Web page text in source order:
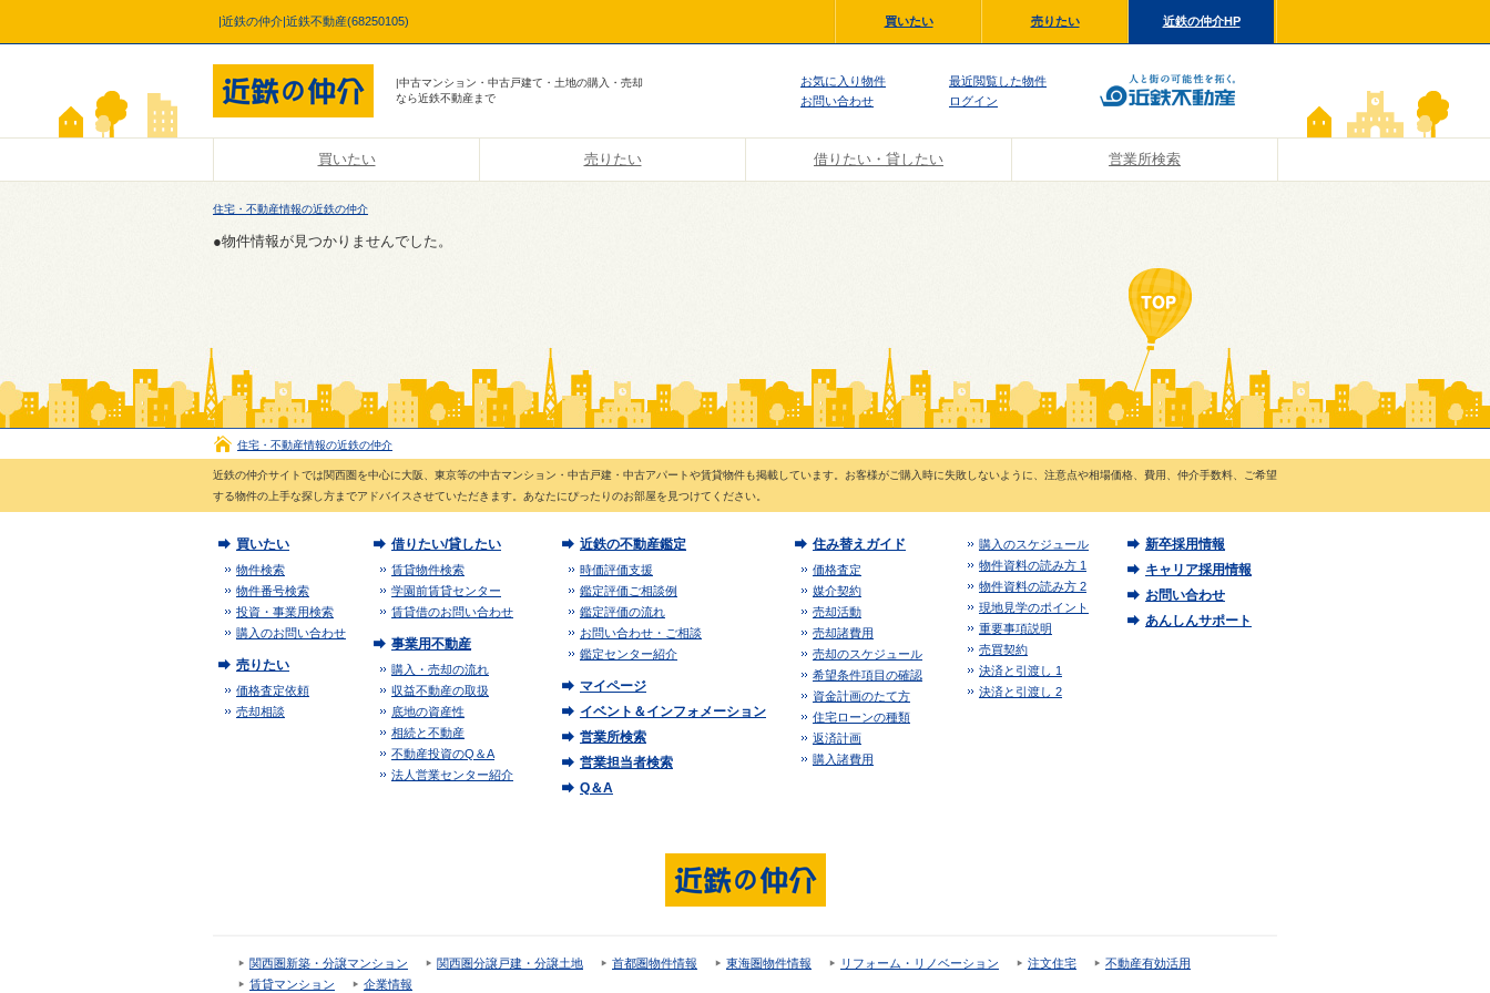
|近鉄の仲介|近鉄不動産(68250105) 買いたい 売りたい 近鉄の仲介HP
|中古マンション・中古戸建て・土地の購入・売却
なら近鉄不動産まで
お気に入り物件
お問い合わせ
最近閲覧した物件
ログイン
買いたい 売りたい 借りたい・貸したい 営業所検索
住宅・不動産情報の近鉄の仲介
●物件情報が見つかりませんでした。
住宅・不動産情報の近鉄の仲介
近鉄の仲介サイトでは関西圏を中心に大阪、東京等の中古マンション・中古戸建・中古アパートや賃貸物件も掲載しています。お客様がご購入時に失敗しないように、注意点や相場価格、費用、仲介手数料、ご希望
する物件の上手な探し方までアドバイスさせていただきます。あなたにぴったりのお部屋を見つけてください。
買いたい
物件検索
物件番号検索
投資・事業用検索
購入のお問い合わせ
売りたい
価格査定依頼
売却相談
借りたい/貸したい
賃貸物件検索
学園前賃貸センター
賃貸借のお問い合わせ
事業用不動産
購入・売却の流れ
収益不動産の取扱
底地の資産性
相続と不動産
不動産投資のQ＆A
法人営業センター紹介
近鉄の不動産鑑定
時価評価支援
鑑定評価ご相談例
鑑定評価の流れ
お問い合わせ・ご相談
鑑定センター紹介
マイページ
イベント＆インフォメーション
営業所検索
営業担当者検索
Q＆A
住み替えガイド
価格査定
媒介契約
売却活動
売却諸費用
売却のスケジュール
希望条件項目の確認
資金計画のたて方
住宅ローンの種類
返済計画
購入諸費用
購入のスケジュール
物件資料の読み方 1
物件資料の読み方 2
現地見学のポイント
重要事項説明
売買契約
決済と引渡し 1
決済と引渡し 2
新卒採用情報
キャリア採用情報
お問い合わせ
あんしんサポート
関西圏新築・分譲マンション 関西圏分譲戸建・分譲土地 首都圏物件情報 東海圏物件情報 リフォーム・リノベーション 注文住宅
不動産有効活用
賃貸マンション
企業情報